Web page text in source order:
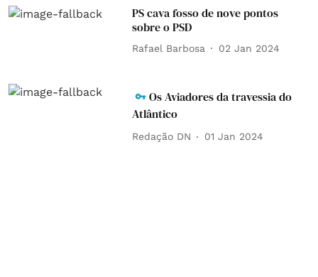
PS cava fosso de nove pontos
sobre o PSD
Rafael Barbosa 02 Jan 2024
Os Aviadores da travessia do
Atlântico
Redação DN 01 Jan 2024